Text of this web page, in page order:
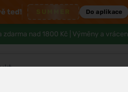
teď! Do aplikace
zdarma nad 1800 Kč | Výměny a